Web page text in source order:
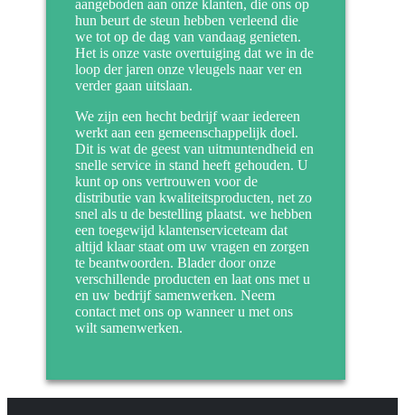
aangeboden aan onze klanten, die ons op
hun beurt de steun hebben verleend die
we tot op de dag van vandaag genieten.
Het is onze vaste overtuiging dat we in de
loop der jaren onze vleugels naar ver en
verder gaan uitslaan.
We zijn een hecht bedrijf waar iedereen
werkt aan een gemeenschappelijk doel.
Dit is wat de geest van uitmuntendheid en
snelle service in stand heeft gehouden. U
kunt op ons vertrouwen voor de
distributie van kwaliteitsproducten, net zo
snel als u de bestelling plaatst. we hebben
een toegewijd klantenserviceteam dat
altijd klaar staat om uw vragen en zorgen
te beantwoorden. Blader door onze
verschillende producten en laat ons met u
en uw bedrijf samenwerken. Neem
contact met ons op wanneer u met ons
wilt samenwerken.